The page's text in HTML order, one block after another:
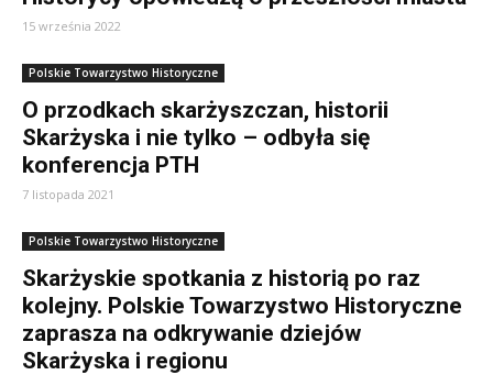
15 września 2022
Polskie Towarzystwo Historyczne
O przodkach skarżyszczan, historii
Skarżyska i nie tylko – odbyła się
konferencja PTH
7 listopada 2021
Polskie Towarzystwo Historyczne
Skarżyskie spotkania z historią po raz
kolejny. Polskie Towarzystwo Historyczne
zaprasza na odkrywanie dziejów
Skarżyska i regionu